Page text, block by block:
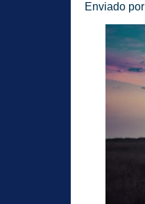
Enviado por